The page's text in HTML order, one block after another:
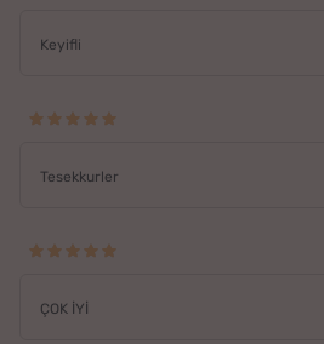
Keyifli
Tesekkurler
ÇOK İYİ